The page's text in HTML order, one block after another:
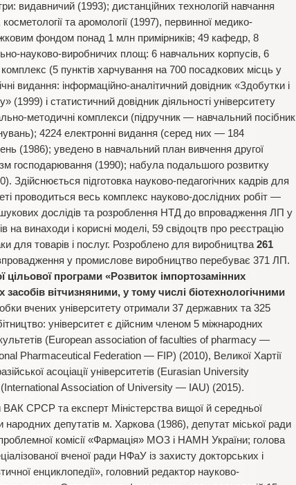
видавничий (1993); дистанційних технологій навчання
та аромології (1997), первинної медико-
фондом понад 1 млн примірників; 49 кафедр, 8
науково-виробничих площ: 6 навчальних корпусів, 6
(5 пунктів харчування на 700 посадкових місць у
видання: інформаційно-аналітичний довідник «Здобутки і
і статистичний довідник діяльності університету
методичні комплекси (підручник — навчальний посібник
4224 електронні видання (серед них — 184
(1986); уведено в навчальний план вивчення другої
господарювання (1990); набула подальшого розвитку
підготовка науково-педагогічних кадрів для
проводиться весь комплекс науково-дослідних робіт —
дослідів та розроблення НТД до впровадження ЛП у
винаходи і корисні моделі, 59 свідоцтв про реєстрацію
для товарів і послуг. Розроблено для виробництва261
у промислове виробництво перебуває 371 ЛП.
цільової програми «Розвиток імпортозамінних
вітчизняними, у тому числі біотехнологічними
вчених університету отримали 37 державних та 325
університет є дійсним членом 5 міжнародних
(European association of faculties of pharmacy —
Pharmaceutical Federation — FIP) (2010), Великої Хартії
асоціації університетів (Eurasian University
(International Association of University — IAU) (2015).
СРСР та експерт Міністерства вищої й середньої
депутатів м. Харкова (1986), депутат міської ради
комісії «Фармація» МОЗ і НАМН України; голова
вченої ради НФаУ із захисту докторських і
енциклопедії», головний редактор науково-